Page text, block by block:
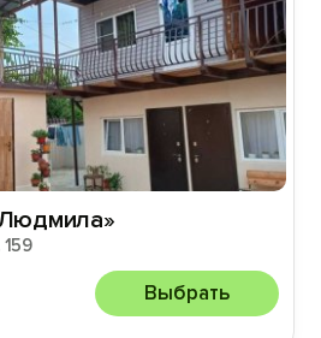
Выбрать